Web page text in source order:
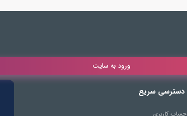
ورود به سایت
دسترسی سریع
حساب کاربری